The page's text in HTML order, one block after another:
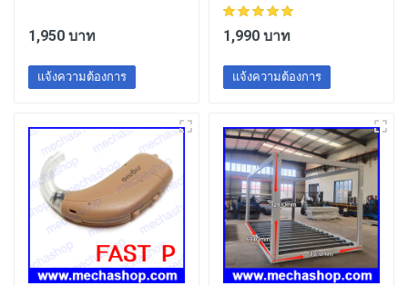
1,950 บาท
แจ้งความต้องการ
1,990 บาท
แจ้งความต้องการ